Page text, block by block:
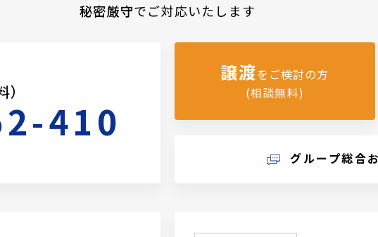
秘密厳守でご対応いたします
410
譲渡をご検討の方
(相談無料)
グループ総合